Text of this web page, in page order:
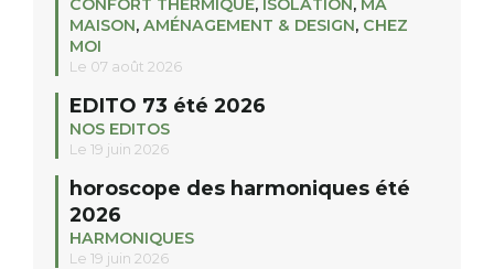
CONFORT THERMIQUE, ISOLATION, MA
MAISON, AMÉNAGEMENT & DESIGN, CHEZ
MOI
Le 07 août 2026
EDITO 73 été 2026
NOS EDITOS
Le 19 juin 2026
horoscope des harmoniques été
2026
HARMONIQUES
Le 19 juin 2026